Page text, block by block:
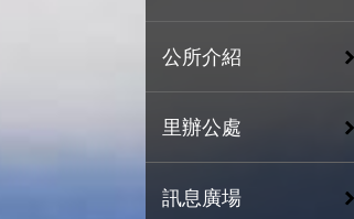
公所介紹
里辦公處
訊息廣場